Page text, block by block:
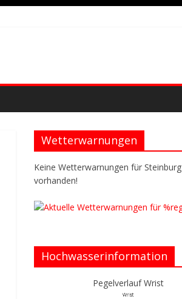
Wetterwarnungen
Keine Wetterwarnungen für Steinburg
vorhanden!
Hochwasserinformation
Pegelverlauf Wrist